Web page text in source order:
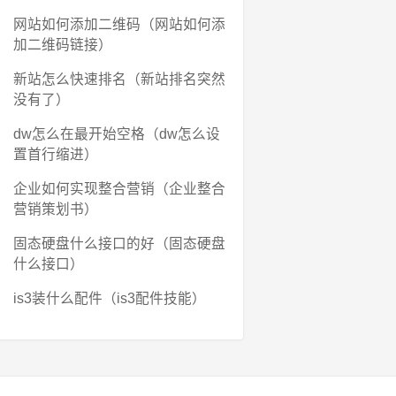
网站如何添加二维码（网站如何添
加二维码链接）
新站怎么快速排名（新站排名突然
没有了）
dw怎么在最开始空格（dw怎么设
置首行缩进）
企业如何实现整合营销（企业整合
营销策划书）
固态硬盘什么接口的好（固态硬盘
什么接口）
is3装什么配件（is3配件技能）